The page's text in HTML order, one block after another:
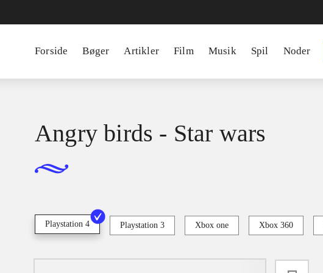
Forside Bøger Artikler Film Musik Spil Noder
Angry birds - Star wars
Playstation 4 Playstation 3 Xbox one Xbox 360